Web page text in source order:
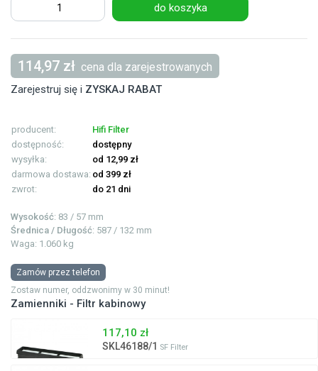
do koszyka
114,97 zł cena dla zarejestrowanych
Zarejestruj się i ZYSKAJ RABAT
producent:
Hifi Filter
dostępność:
dostępny
wysyłka:
od 12,99 zł
darmowa dostawa: od 399 zł
zwrot:
do 21 dni
Wysokość: 83 / 57 mm
Średnica / Długość: 587 / 132 mm
Waga: 1.060 kg
Zamów przez telefon
Zostaw numer, oddzwonimy w 30 minut!
Zamienniki - Filtr kabinowy
117,10 zł
SKL46188/1 SF Filter